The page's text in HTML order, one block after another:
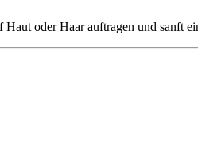
oder Haar auftragen und sanft